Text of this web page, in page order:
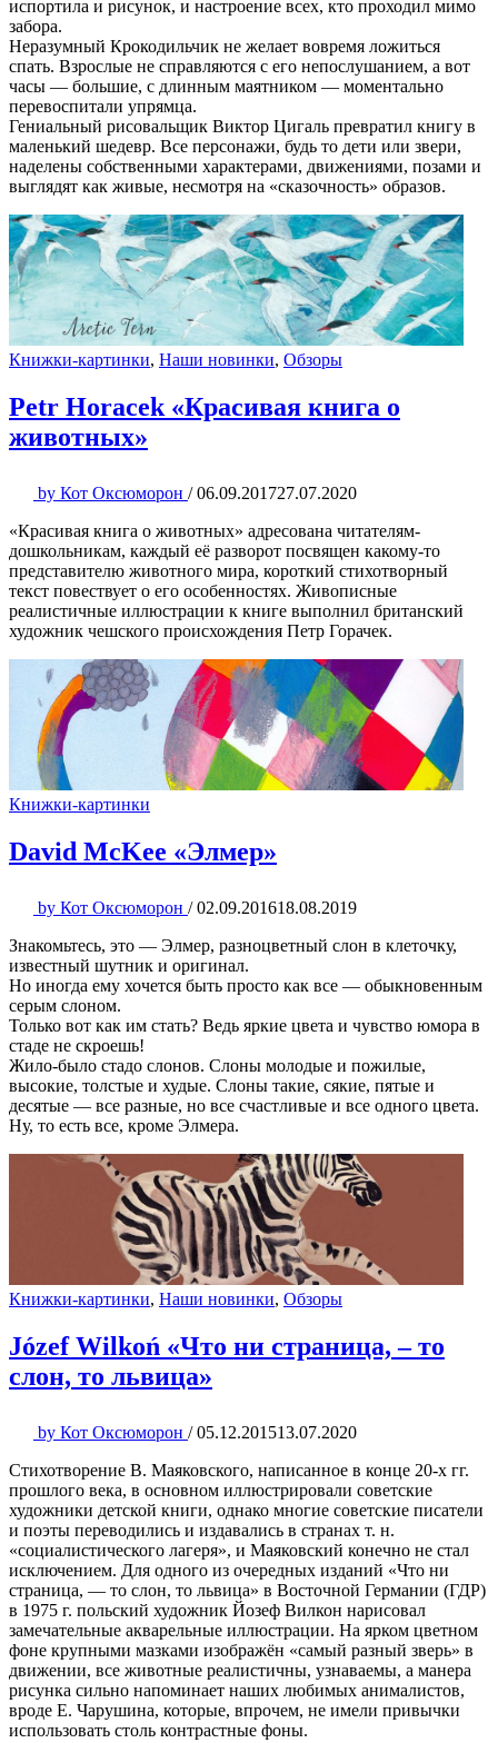
испортила и рисунок, и настроение всех, кто проходил мимо
забора.
Неразумный Крокодильчик не желает вовремя ложиться
спать. Взрослые не справляются с его непослушанием, а вот
часы — большие, с длинным маятником — моментально
перевоспитали упрямца.
Гениальный рисовальщик Виктор Цигаль превратил книгу в
маленький шедевр. Все персонажи, будь то дети или звери,
наделены собственными характерами, движениями, позами и
выглядят как живые, несмотря на «сказочность» образов.
Книжки-картинки, Наши новинки, Обзоры
Petr Horacek «Красивая книга о
животных»
by Кот Оксюморон / 06.09.201727.07.2020
«Красивая книга о животных» адресована читателям-
дошкольникам, каждый её разворот посвящен какому-то
представителю животного мира, короткий стихотворный
текст повествует о его особенностях. Живописные
реалистичные иллюстрации к книге выполнил британский
художник чешского происхождения Петр Горачек.
Книжки-картинки
David McKee «Элмер»
by Кот Оксюморон / 02.09.201618.08.2019
Знакомьтесь, это — Элмер, разноцветный слон в клеточку,
известный шутник и оригинал.
Но иногда ему хочется быть просто как все — обыкновенным
серым слоном.
Только вот как им стать? Ведь яркие цвета и чувство юмора в
стаде не скроешь!
Жило-было стадо слонов. Слоны молодые и пожилые,
высокие, толстые и худые. Слоны такие, сякие, пятые и
десятые — все разные, но все счастливые и все одного цвета.
Ну, то есть все, кроме Элмера.
Книжки-картинки, Наши новинки, Обзоры
Józef Wilkoń «Что ни страница, – то
слон, то львица»
by Кот Оксюморон / 05.12.201513.07.2020
Стихотворение В. Маяковского, написанное в конце 20-х гг.
прошлого века, в основном иллюстрировали советские
художники детской книги, однако многие советские писатели
и поэты переводились и издавались в странах т. н.
«социалистического лагеря», и Маяковский конечно не стал
исключением. Для одного из очередных изданий «Что ни
страница, — то слон, то львица» в Восточной Германии (ГДР)
в 1975 г. польский художник Йозеф Вилкон нарисовал
замечательные акварельные иллюстрации. На ярком цветном
фоне крупными мазками изображён «самый разный зверь» в
движении, все животные реалистичны, узнаваемы, а манера
рисунка сильно напоминает наших любимых анималистов,
вроде Е. Чарушина, которые, впрочем, не имели привычки
использовать столь контрастные фоны.